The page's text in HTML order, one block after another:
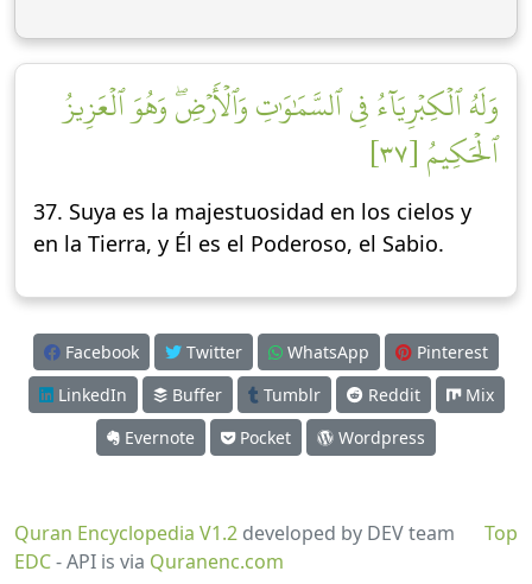
وَلَهُ ٱلۡكِبۡرِيَآءُ فِي ٱلسَّمَٰوَٰتِ وَٱلۡأَرۡضِۖ وَهُوَ ٱلۡعَزِيزُ
ٱلۡحَكِيمُ [٣٧]
37. Suya es la majestuosidad en los cielos y
en la Tierra, y Él es el Poderoso, el Sabio.
Facebook Twitter WhatsApp
Pinterest
LinkedIn
Buffer Tumblr Reddit
Mix
Evernote
Pocket Wordpress
Top
Quran Encyclopedia V1.2 developed by DEV team
EDC- API is via Quranenc.com